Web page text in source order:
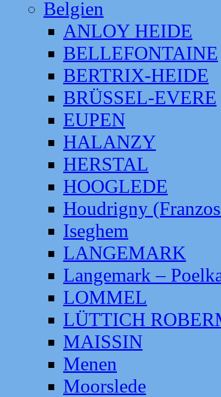
Belgien
ANLOY HEIDE
BELLEFONTAINE
BERTRIX-HEIDE
BRÜSSEL-EVERE
EUPEN
HALANZY
HERSTAL
HOOGLEDE
Houdrigny
Iseghem
LANGEMARK
Langemark –
LOMMEL
LÜTTICH
MAISSIN
Menen
Moorslede